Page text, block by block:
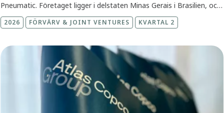
Pneumatic. Företaget ligger i delstaten Minas Gerais i Brasilien, och
dess kunder är främst verksamma inom allmän industri och
gruvdrift. Företaget har 26 anställda som följer med till Atlas Copco
PowerTech till gruppen. Med detta tillägg kommer vi att utöka
service- och försäljningsnärvaron i Minas Gerais-regionen", sade
Philippe Ernens, affärsområdeschef för Kompressorteknik.
Köpeskillingen offentliggörs inte. Företaget har blivit en del av
servicedivisionen inom affärsområdet Kompressorteknik. ,För mer
information, kontakta: Christina Malmberg Hägerstrand, Presschef
+46 72 855 93 29 media@atlascopco.com Daniel Althoff, Chef
2026 FÖRVÄRV & JOINT VENTURES KVARTAL 2